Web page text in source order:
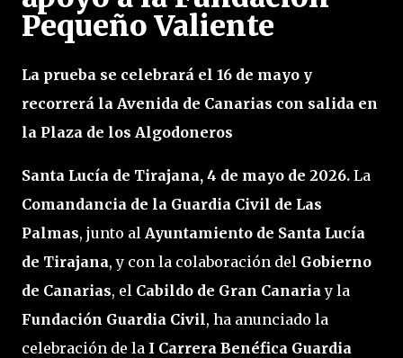
Pequeño Valiente
La prueba se celebrará el 16 de mayo y
recorrerá la Avenida de Canarias con salida en
la Plaza de los Algodoneros
Santa Lucía de Tirajana, 4 de mayo de 2026.
Comandancia de la Guardia Civil de Las
Palmas, junto al Ayuntamiento de Santa Lucía
de Tirajana, y con la colaboración del Gobierno
de Canarias, el Cabildo de Gran Canaria
Fundación Guardia Civil, ha anunciado la
celebración de la I Carrera Benéfica Guardia